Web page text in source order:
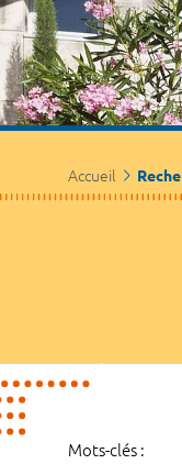
Accueil
Mots-clés :